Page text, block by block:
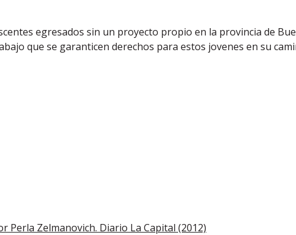
egresados sin un proyecto propio en la provincia de
que se garanticen derechos para estos jovenes en su
Perla Zelmanovich. Diario La Capital (2012)